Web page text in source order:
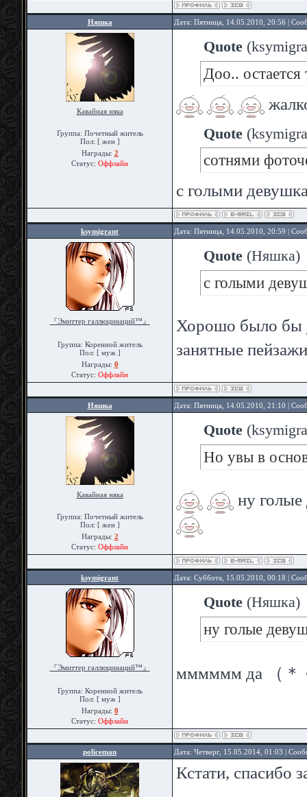
Няшка Дата: Пятница, 14.05.2010, 20:56 |
Кавайная няка
Группа: Почетный житель
Пол: [ жен ]
Награды: 2
Статус: Оффлайн
Quote (
Доо.. остается
Quote (
сотнями
с голыми
ksymigrant Дата: Пятница, 14.05.2010, 20:59 |
『Эмиттер галлюцинаций™』
Группа: Коренной житель
Пол: [ муж ]
Награды: 0
Статус: Оффлайн
Quote (Няшка)
с голыми
Хорошо было бы
занятные
Няшка Дата: Пятница, 14.05.2010, 21:10 |
Кавайная няка
Группа: Почетный житель
Пол: [ жен ]
Награды: 2
Статус: Оффлайн
Quote (
Но увы в
ну
ksymigrant Дата: Суббота, 15.05.2010, 00:18 |
『Эмиттер галлюцинаций™』
Группа: Коренной житель
Пол: [ муж ]
Награды: 0
Статус: Оффлайн
Quote (Няшка)
ну голые
мммммм да （＊
policeman Дата: Четверг, 15.05.2014, 01:03 |
Кстати, спасибо